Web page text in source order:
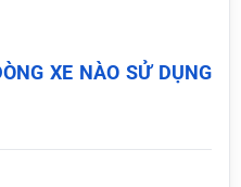
XE NÀO SỬ DỤNG